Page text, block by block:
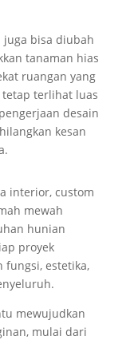
juga bisa diubah
tanaman hias
ruangan yang
terlihat luas
desain
kesan
interior, custom
mewah
hunian
proyek
fungsi, estetika,
mewujudkan
mulai dari